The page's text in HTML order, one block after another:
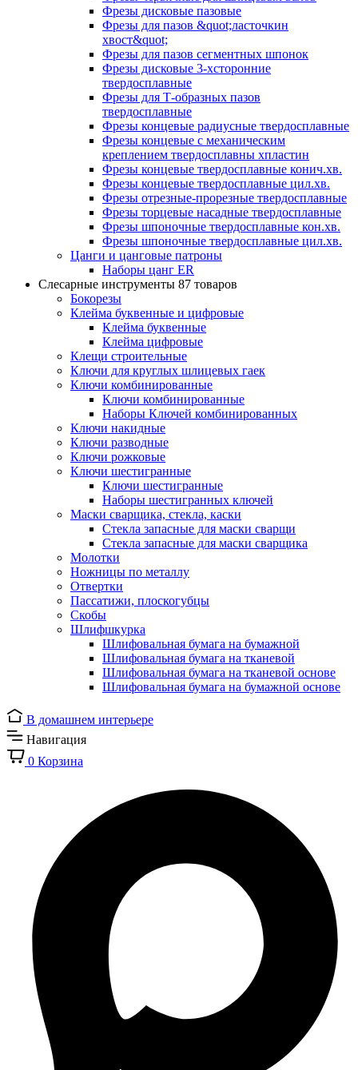
Фрезы дисковые пазовые
Фрезы для пазов &quot;ласточкин
хвост&quot;
Фрезы для пазов сегментных шпонок
Фрезы дисковые 3-хсторонние
твердосплавные
Фрезы для Т-образных пазов
твердосплавные
Фрезы концевые радиусные твердосплавные
Фрезы концевые с механическим
креплением твердосплавны хпластин
Фрезы концевые твердосплавные конич.хв.
Фрезы концевые твердосплавные цил.хв.
Фрезы отрезные-прорезные твердосплавные
Фрезы торцевые насадные твердосплавные
Фрезы шпоночные твердосплавные кон.хв.
Фрезы шпоночные твердосплавные цил.хв.
Цанги и цанговые патроны
Наборы цанг ER
Слесарные инструменты 87 товаров
Бокорезы
Клейма буквенные и цифровые
Клейма буквенные
Клейма цифровые
Клещи строительные
Ключи для круглых шлицевых гаек
Ключи комбинированные
Ключи комбинированные
Наборы Ключей комбинированных
Ключи накидные
Ключи разводные
Ключи рожковые
Ключи шестигранные
Ключи шестигранные
Наборы шестигранных ключей
Маски сварщика, стекла, каски
Стекла запасные для маски сварщи
Стекла запасные для маски сварщика
Молотки
Ножницы по металлу
Отвертки
Пассатижи, плоскогубцы
Скобы
Шлифшкурка
Шлифовальная бумага на бумажной
Шлифовальная бумага на тканевой
Шлифовальная бумага на тканевой основе
Шлифовальная бумага на бумажной основе
В домашнем интерьере
Навигация
0 Корзина